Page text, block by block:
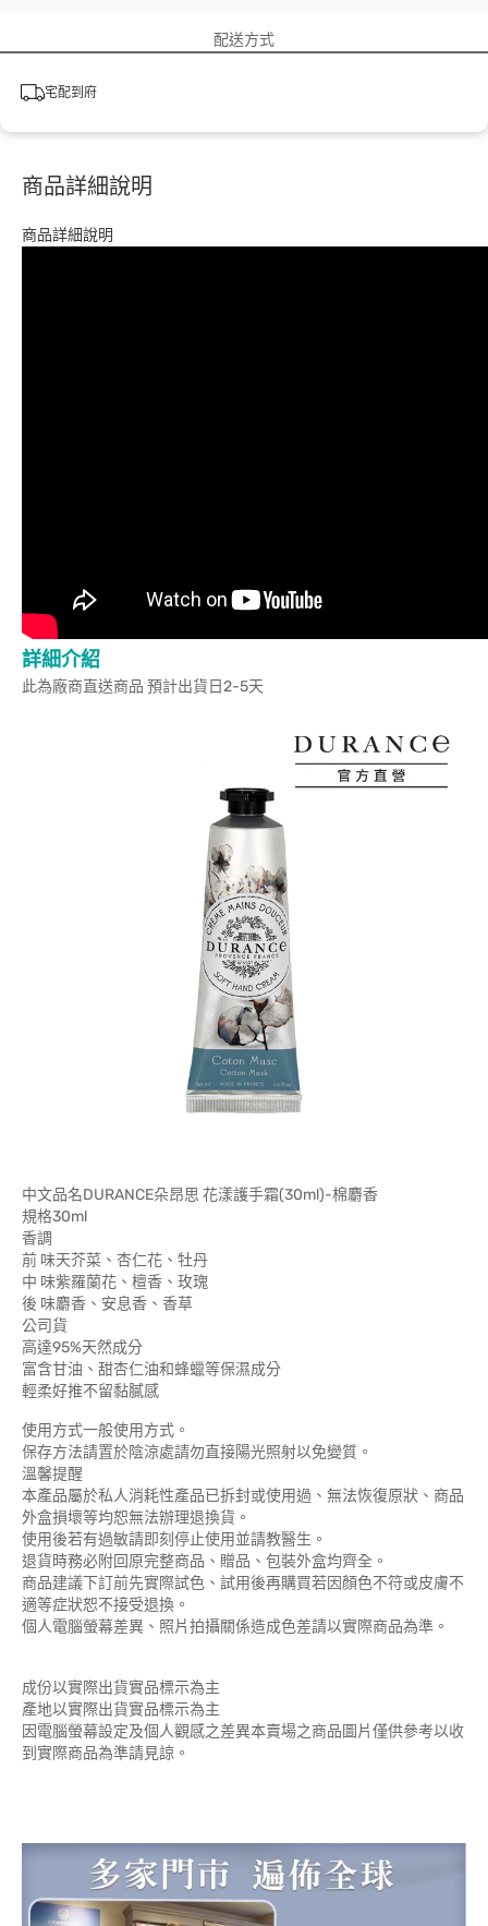
配送方式
宅配到府
商品詳細說明
商品詳細說明
詳細介紹
此為廠商直送商品 預計出貨日2-5天
中文品名DURANCE朵昂思 花漾護手霜(30ml)-棉麝香
規格30ml
香調
前 味天芥菜、杏仁花、牡丹
中 味紫羅蘭花、檀香、玫瑰
後 味麝香、安息香、香草
公司貨
高達95%天然成分
富含甘油、甜杏仁油和蜂蠟等保濕成分
輕柔好推不留黏膩感
使用方式一般使用方式。
保存方法請置於陰涼處請勿直接陽光照射以免變質。
溫馨提醒
本產品屬於私人消耗性產品已拆封或使用過、無法恢復原狀、商品
外盒損壞等均恕無法辦理退換貨。
使用後若有過敏請即刻停止使用並請教醫生。
退貨時務必附回原完整商品、贈品、包裝外盒均齊全。
商品建議下訂前先實際試色、試用後再購買若因顏色不符或皮膚不
適等症狀恕不接受退換。
個人電腦螢幕差異、照片拍攝關係造成色差請以實際商品為準。
成份以實際出貨實品標示為主
產地以實際出貨實品標示為主
因電腦螢幕設定及個人觀感之差異本賣場之商品圖片僅供參考以收
到實際商品為準請見諒。